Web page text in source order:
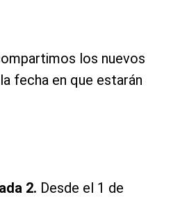
los nuevos
fecha en que estarán
2. Desde el 1 de